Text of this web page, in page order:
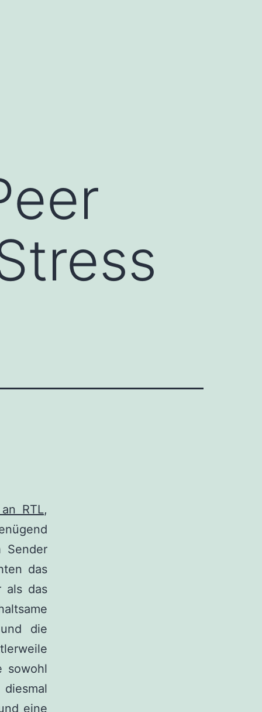
RTL,
Sender
das
als das
die
sowohl
eine